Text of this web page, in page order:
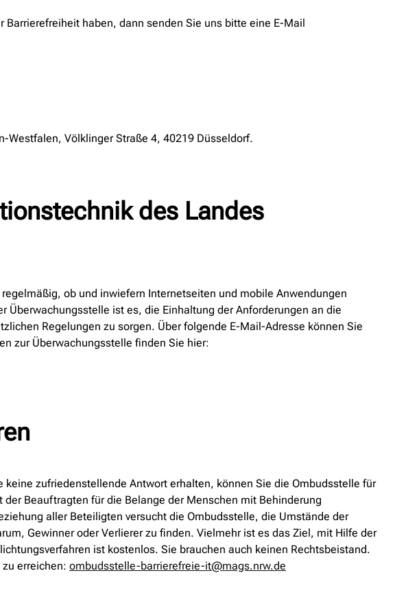
haben, dann senden Sie uns bitte eine E-Mail
Völklinger Straße 4, 40219 Düsseldorf.
des Landes
ob und inwiefern Internetseiten und mobile Anwendungen
ist es, die Einhaltung der Anforderungen an die
Regelungen zu sorgen. Über folgende E-Mail-Adresse können Sie
zur Überwachungsstelle finden Sie hier:
zufriedenstellende Antwort erhalten, können Sie die Ombudsstelle für
Beauftragten für die Belange der Menschen mit Behinderung
aller Beteiligten versucht die Ombudsstelle, die Umstände der
Gewinner oder Verlierer zu finden. Vielmehr ist es das Ziel, mit Hilfe der
ist kostenlos. Sie brauchen auch keinen Rechtsbeistand.
erreichen: ombudsstelle-barrierefreie-it@mags.nrw.de